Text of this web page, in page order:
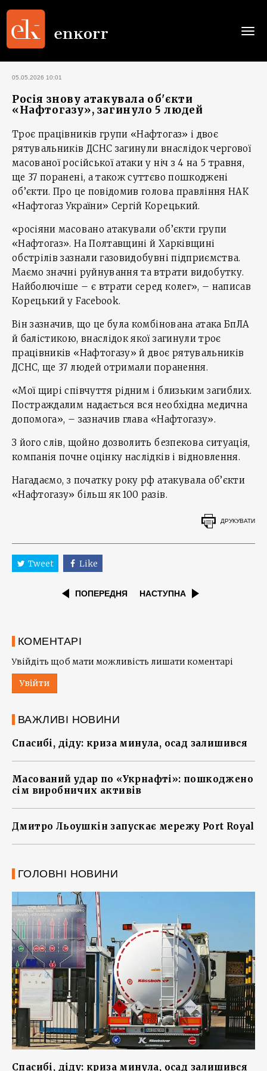
05.05.2026 10:01
Росія знову атакувала об'єкти
«Нафтогазу», загинуло 5 людей
Троє працівників групи «Нафтогаз» і двоє
рятувальників ДСНС загинули внаслідок чергової
масованої російської атаки у ніч з 4 на 5 травня,
ще 37 поранені, а також суттєво пошкоджені
об’єкти. Про це повідомив голова правління НАК
«Нафтогаз України» Сергій Корецький.
«росіяни масовано атакували об’єкти групи
«Нафтогаз». На Полтавщині й Харківщині
обстрілів зазнали газовидобувні підприємства.
Маємо значні руйнування та втрати видобутку.
Найболючіше – є втрати серед колег», – написав
Корецький у Facebook.
Він зазначив, що це була комбінована атака БпЛА
й балістикою, внаслідок якої загинули троє
працівників «Нафтогазу» й двоє рятувальників
ДСНС, ще 37 людей отримали поранення.
«Мої щирі співчуття рідним і близьким загиблих.
Постраждалим надається вся необхідна медична
допомога», – зазначив глава «Нафтогазу».
З його слів, щойно дозволить безпекова ситуація,
компанія почне оцінку наслідків і відновлення.
Нагадаємо, з початку року рф атакувала об’єкти
«Нафтогазу» більш як 100 разів.
ДРУКУВАТИ
Tweet Like
ПОПЕРЕДНЯ НАСТУПНА
КОМЕНТАРІ
Увійдіть щоб мати можливість лишати коментарі
Увійти
ВАЖЛИВІ НОВИНИ
Спасибі, діду: криза минула, осад залишився
Масований удар по «Укрнафті»: пошкоджено
сім виробничих активів
Дмитро Льоушкін запускає мережу Port Royal
ГОЛОВНІ НОВИНИ
Спасибі, діду: криза минула, осад залишився